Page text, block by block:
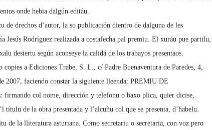
onde hebia dalgún editáu.
de drechos d’autor, la so publicación dientro de dalguna de les
Jesús Rodríguez realizada a costafecha pal premiu. El xuráu pue partilu,
desiertu según aconseye la calidá de los trabayos presentaos.
a Ediciones Trabe, S. L., c/ Padre Buenaventura de Paredes, 4,
2007, faciendo constar la siguiente lleenda: PREMIU DE
firmando col nome, dirección y telefonu o baxo plica, quier dicise,
de la obra presentada y l’alcuñu col que se presenta, d’habelu.
de la lliteratura asturiana. Como secretariu o secretaria, con voz pero